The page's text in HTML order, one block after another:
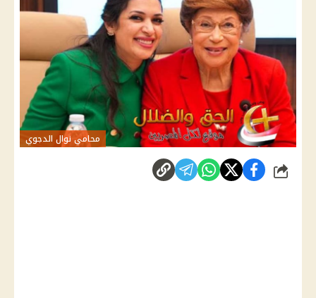
محامي نوال الدجوي
شارك